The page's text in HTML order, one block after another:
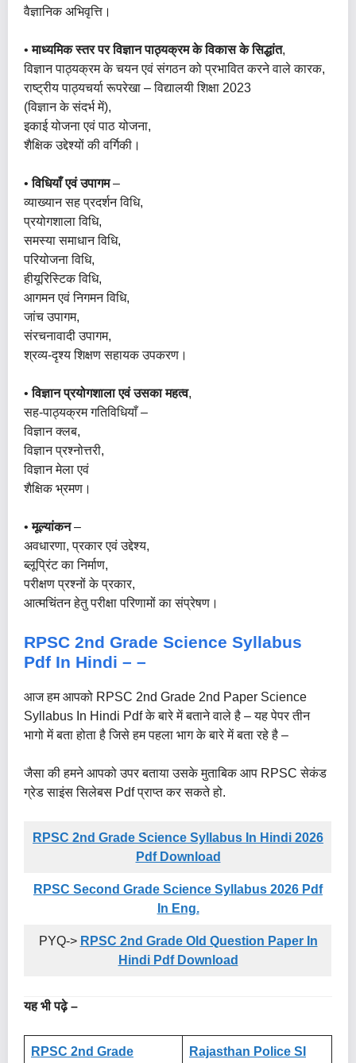
वैज्ञानिक अभिवृत्ति।
•माध्यमिक स्तर पर विज्ञान पाठ्यक्रम के विकास के सिद्धांत,
विज्ञान पाठ्यक्रम के चयन एवं संगठन को प्रभावित करने वाले कारक,
राष्ट्रीय पाठ्यचर्या रूपरेखा – विद्यालयी शिक्षा 2023
(विज्ञान के संदर्भ में),
इकाई योजना एवं पाठ योजना,
शैक्षिक उद्देश्यों की वर्गिकी।
•विधियाँ एवं उपागम–
व्याख्यान सह प्रदर्शन विधि,
प्रयोगशाला विधि,
समस्या समाधान विधि,
परियोजना विधि,
हीयूरिस्टिक विधि,
आगमन एवं निगमन विधि,
जांच उपागम,
संरचनावादी उपागम,
श्रव्य-दृश्य शिक्षण सहायक उपकरण।
•विज्ञान प्रयोगशाला एवं उसका महत्व,
सह-पाठ्यक्रम गतिविधियाँ –
विज्ञान क्लब,
विज्ञान प्रश्नोत्तरी,
विज्ञान मेला एवं
शैक्षिक भ्रमण।
•मूल्यांकन–
अवधारणा, प्रकार एवं उद्देश्य,
ब्लूप्रिंट का निर्माण,
परीक्षण प्रश्नों के प्रकार,
आत्मचिंतन हेतु परीक्षा परिणामों का संप्रेषण।
RPSC 2nd Grade Science Syllabus
Pdf In Hindi – –
आज हम आपको RPSC 2nd Grade 2nd Paper Science
Syllabus In Hindi Pdf के बारे में बताने वाले है – यह पेपर तीन
भागो में बता होता है जिसे हम पहला भाग के बारे में बता रहे है –
जैसा की हमने आपको उपर बताया उसके मुताबिक आप RPSC सेकंड
ग्रेड साइंस सिलेबस Pdf प्राप्त कर सकते हो.
RPSC 2nd Grade Science Syllabus In Hindi 2026
Pdf Download
RPSC Second Grade Science Syllabus 2026 Pdf
In Eng.
PYQ-> RPSC 2nd Grade Old Question Paper In
Hindi Pdf Download
यह भी पढ़े –
RPSC 2nd Grade
Rajasthan Police SI